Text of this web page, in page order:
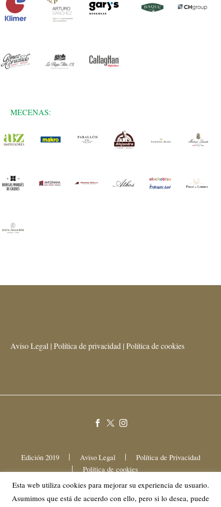
MECENAS:
Aviso Legal | Política de privacidad | Política de cookies
Edición 2019 Aviso Legal
Política de Privacidad
Política de cookies
2025 © Mama Festival Gastronómico
Esta web utiliza cookies para mejorar su experiencia de usuario.
Asumimos que está de acuerdo con ello, pero si lo desea, puede